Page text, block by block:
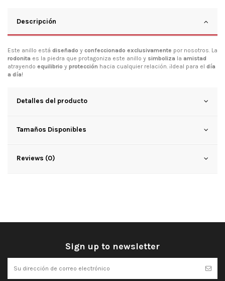
Descripción
Este anillo está diseñado y confeccionado exclusivamente por nosotros. La
rodonita es la piedra que protagoniza este anillo y simboliza la amistad
atrayendo equilibrio y protección hacia cualquier relación. ¡Ideal para el día
a día!
Detalles del producto
Tamaños Disponibles
Reviews (0)
Sign up to newsletter